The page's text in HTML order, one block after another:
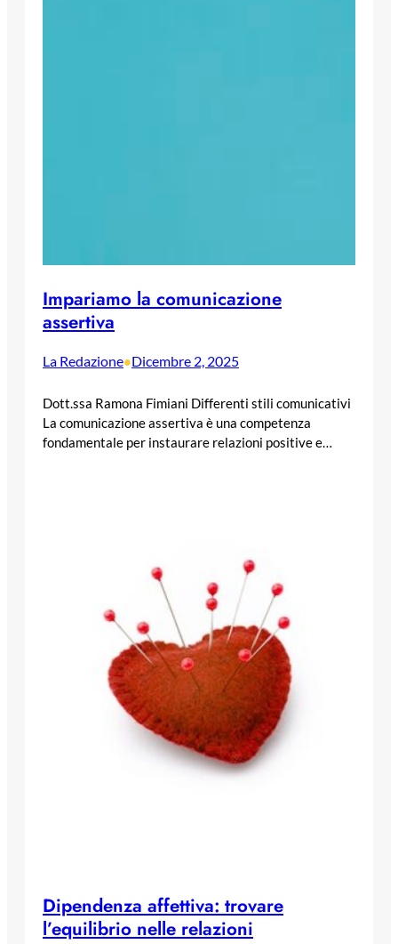
Impariamo la comunicazione
assertiva
La Redazione•Dicembre 2, 2025
Dott.ssa Ramona Fimiani Differenti stili comunicativi
La comunicazione assertiva è una competenza
fondamentale per instaurare relazioni positive e…
Dipendenza affettiva: trovare
l’equilibrio nelle relazioni